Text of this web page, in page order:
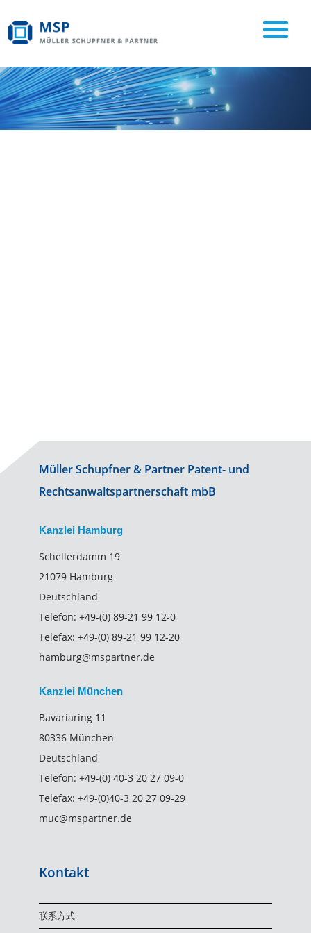
Müller Schupfner & Partner Patent- und
Rechtsanwaltspartnerschaft mbB
Kanzlei Hamburg
Schellerdamm 19
21079 Hamburg
Deutschland
Telefon: +49-(0) 89-21 99 12-0
Telefax: +49-(0) 89-21 99 12-20
hamburg@mspartner.de
Kanzlei München
Bavariaring 11
80336 München
Deutschland
Telefon: +49-(0) 40-3 20 27 09-0
Telefax: +49-(0)40-3 20 27 09-29
muc@mspartner.de
Kontakt
联系方式